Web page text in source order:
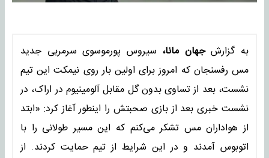
به گزارشجهان مانا، سیروس پورموسوی سرمربی جدید
مس رفسنجان که امروز برای اولین بار روی نیمکت این تیم
نشست، بعد از تساوی بدون گل مقابل آلومینیوم در اراک، در
نشست خبری بعد از بازی صحبتش را اینطور آغاز کرد: «ابتد
از هواداران مس تشکر می‌کنم که این مسیر طولانی را با
اتوبوس آمدند و در این شرایط از تیم حمایت کردند. از